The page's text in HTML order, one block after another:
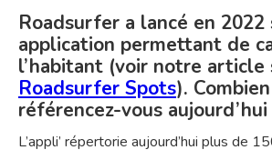
Roadsurfer a lancé en 2022
application permettant de
l’habitant (voir notre article
Roadsurfer Spots).
référencez-vous aujourd’hui
L’appli’ répertorie aujourd’hui plus de